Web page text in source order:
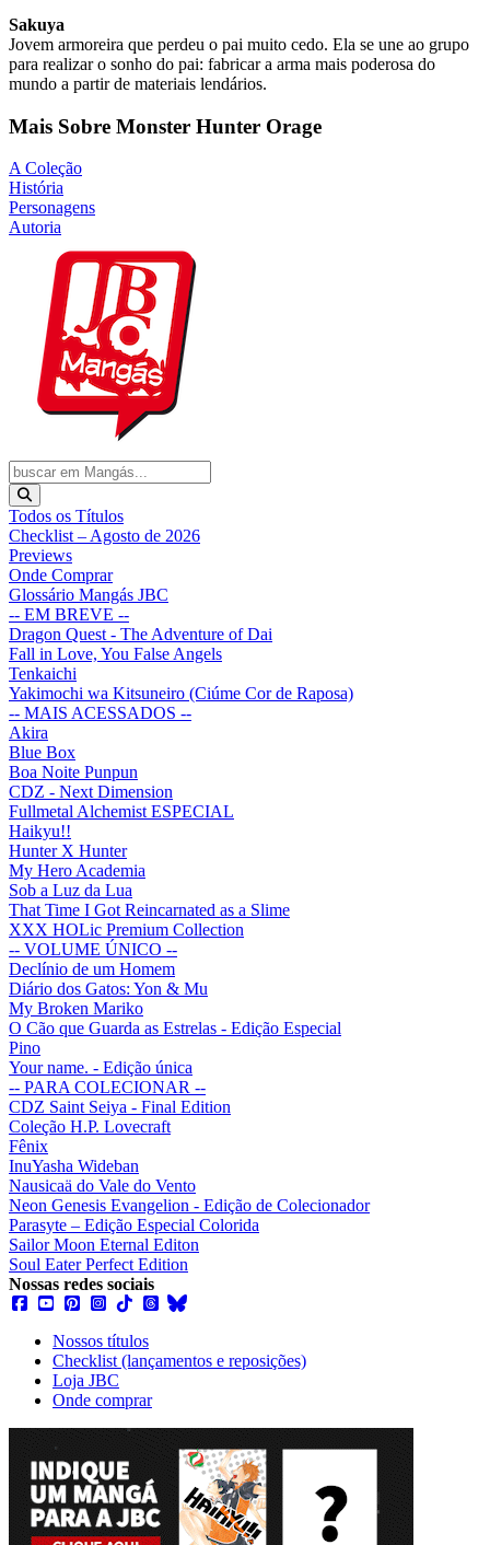
Sakuya
Jovem armoreira que perdeu o pai muito cedo. Ela se une ao grupo
para realizar o sonho do pai: fabricar a arma mais poderosa do
mundo a partir de materiais lendários.
Mais Sobre Monster Hunter Orage
A Coleção
História
Personagens
Autoria
Todos os Títulos
Checklist – Agosto de 2026
Previews
Onde Comprar
Glossário Mangás JBC
-- EM BREVE --
Dragon Quest - The Adventure of Dai
Fall in Love, You False Angels
Tenkaichi
Yakimochi wa Kitsuneiro (Ciúme Cor de Raposa)
-- MAIS ACESSADOS --
Akira
Blue Box
Boa Noite Punpun
CDZ - Next Dimension
Fullmetal Alchemist ESPECIAL
Haikyu!!
Hunter X Hunter
My Hero Academia
Sob a Luz da Lua
That Time I Got Reincarnated as a Slime
XXX HOLic Premium Collection
-- VOLUME ÚNICO --
Declínio de um Homem
Diário dos Gatos: Yon & Mu
My Broken Mariko
O Cão que Guarda as Estrelas - Edição Especial
Pino
Your name. - Edição única
-- PARA COLECIONAR --
CDZ Saint Seiya - Final Edition
Coleção H.P. Lovecraft
Fênix
InuYasha Wideban
Nausicaä do Vale do Vento
Neon Genesis Evangelion - Edição de Colecionador
Parasyte – Edição Especial Colorida
Sailor Moon Eternal Editon
Soul Eater Perfect Edition
Nossas redes sociais
Nossos títulos
Checklist (lançamentos e reposições)
Loja JBC
Onde comprar